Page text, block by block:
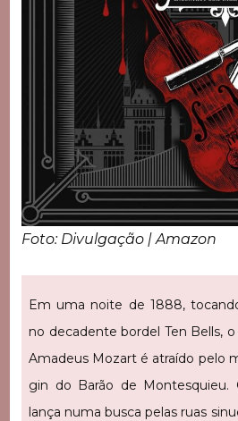
Foto: Divulgação | Amazon
Em uma noite de 1888,
no decadente bordel Ten Bells,
Amadeus Mozart é atraído pelo
gin do Barão de Montesquieu.
lança numa busca pelas ruas